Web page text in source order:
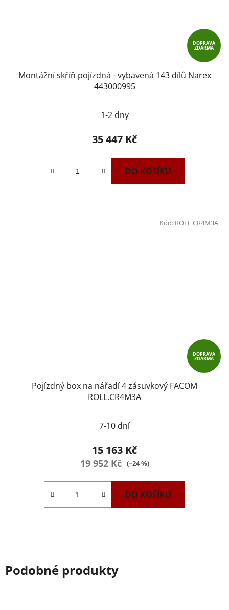
DOPRAVA
ZDARMA
Montážní skříň pojízdná - vybavená 143 dílů Narex
443000995
1-2 dny
35 447 Kč
DO KOŠÍKU
DOPRAVA
ZDARMA
Pojízdný box na nářadí 4 zásuvkový FACOM
ROLL.CR4M3A
7-10 dní
15 163 Kč
19 952 Kč (–24 %)
DO KOŠÍKU
Kód: ROLL.CR4M3A
Podobné produkty